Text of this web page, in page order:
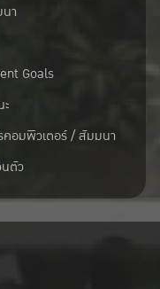
า
Goals
คอมพิวเตอร์ / สัมมนา
ตัว